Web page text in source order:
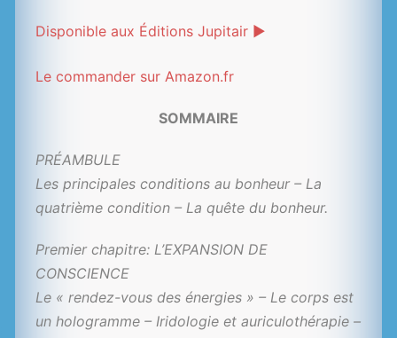
Disponible aux Éditions Jupitair ►
Le commander sur Amazon.fr
SOMMAIRE
PRÉAMBULE
Les principales conditions au bonheur – La
quatrième condition – La quête du bonheur.
Premier chapitre: L’EXPANSION DE
CONSCIENCE
Le « rendez-vous des énergies » – Le corps est
un hologramme – Iridologie et auriculothérapie –